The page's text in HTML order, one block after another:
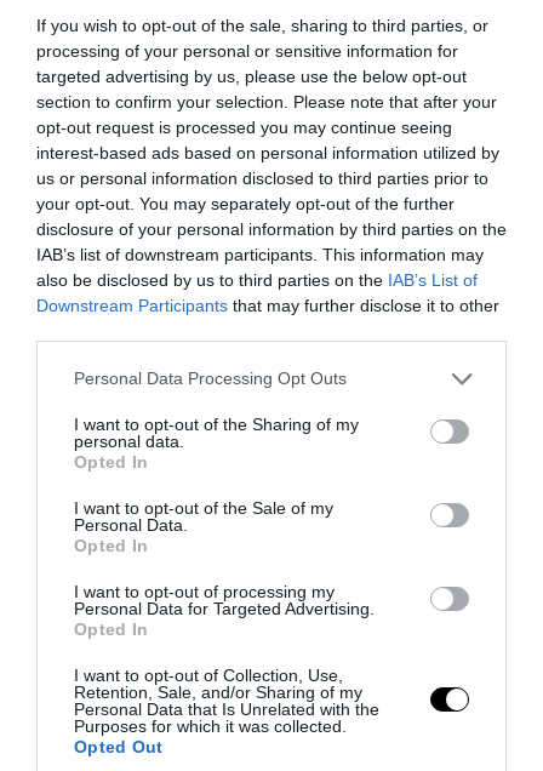
If you wish to opt-out of the sale, sharing to third parties, or
processing of your personal or sensitive information for
targeted advertising by us, please use the below opt-out
section to confirm your selection. Please note that after your
opt-out request is processed you may continue seeing
interest-based ads based on personal information utilized by
us or personal information disclosed to third parties prior to
your opt-out. You may separately opt-out of the further
disclosure of your personal information by third parties on the
IAB’s list of downstream participants. This information may
also be disclosed by us to third parties on the IAB’s List of
Downstream Participants that may further disclose it to other
Please note that this website/app uses one or more Google
not limited to your visit or usage behaviour. You may click to
grant or deny consent to Google and its third-party tags to
use your data for below specified purposes in below Google
consent section.
Personal Data Processing Opt Outs
I want to opt-out of the Sharing of my
personal data.
Opted In
I want to opt-out of the Sale of my
Personal Data.
Opted In
I want to opt-out of processing my
Personal Data for Targeted Advertising.
Opted In
I want to opt-out of Collection, Use,
Retention, Sale, and/or Sharing of my
Personal Data that Is Unrelated with the
Purposes for which it was collected.
Opted Out
09.08.2026 | 20:03
PRONEWS.GR /ΠΑΡΑΣΚΗΝΙΟ
Το «καρφί» της ΤΣΣΚΑ 1948 για τον
Παναθηναϊκό λίγο πριν τη ρεβάνς στη
Βουλγαρία
09.08.2026 | 19:13